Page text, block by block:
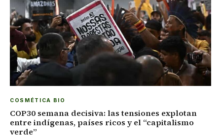
COSMÉTICA BIO
COP30 semana decisiva: las tensiones explotan
entre indígenas, países ricos y el “capitalismo
verde”